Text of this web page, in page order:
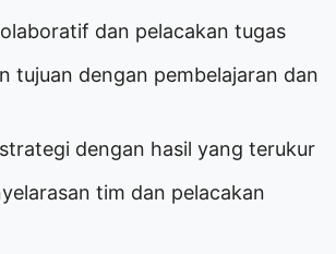
dan pelacakan tugas
tujuan dengan pembelajaran dan
dengan hasil yang terukur
tim dan pelacakan